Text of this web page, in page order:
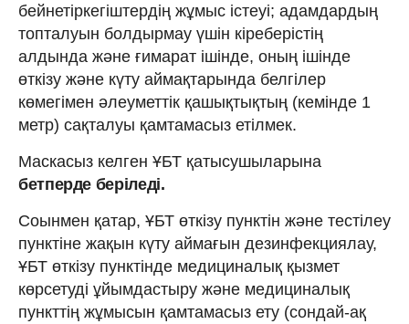
бейнетіркегіштердің жұмыс істеуі; адамдардың
топталуын болдырмау үшін кіреберістің
алдында және ғимарат ішінде, оның ішінде
өткізу және күту аймақтарында белгілер
көмегімен әлеуметтік қашықтықтың (кемінде 1
метр) сақталуы қамтамасыз етілмек.
Маскасыз келген ҰБТ қатысушыларына
бетперде беріледі.
Соынмен қатар, ҰБТ өткізу пунктін және тестілеу
пунктіне жақын күту аймағын дезинфекциялау,
ҰБТ өткізу пунктінде медициналық қызмет
көрсетуді ұйымдастыру және медициналық
пункттің жұмысын қамтамасыз ету (сондай-ақ